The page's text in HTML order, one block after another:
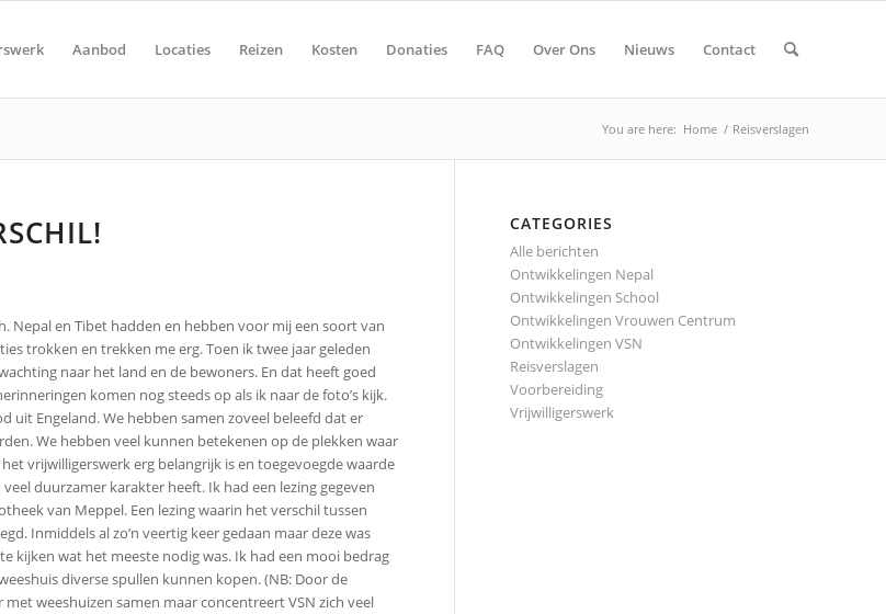
Aanbod Locaties Reizen Kosten Donaties FAQ Over Ons Nieuws Contact
You are here: Home / Reisverslagen
Nepal en Tibet hadden en hebben voor mij een soort van
trokken en trekken me erg. Toen ik twee jaar geleden
naar het land en de bewoners. En dat heeft goed
komen nog steeds op als ik naar de foto’s kijk.
uit Engeland. We hebben samen zoveel beleefd dat er
We hebben veel kunnen betekenen op de plekken waar
vrijwilligerswerk erg belangrijk is en toegevoegde waarde
duurzamer karakter heeft. Ik had een lezing gegeven
van Meppel. Een lezing waarin het verschil tussen
Inmiddels al zo’n veertig keer gedaan maar deze was
kijken wat het meeste nodig was. Ik had een mooi bedrag
diverse spullen kunnen kopen. (NB: Door de
weeshuizen samen maar concentreert VSN zich veel
CATEGORIES
Alle berichten
Ontwikkelingen Nepal
Ontwikkelingen School
Ontwikkelingen Vrouwen Centrum
Ontwikkelingen VSN
Reisverslagen
Voorbereiding
Vrijwilligerswerk